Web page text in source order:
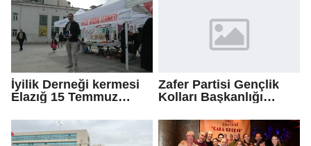
İyilik Derneği kermesi
Elazığ 15 Temmuz
gerçekleşti! Gazze İçin
Destek Yapıldı.
Zafer Partisi Gençlik
Kolları Başkanlığı
Önünde Basın
Açıklaması Yaptı.